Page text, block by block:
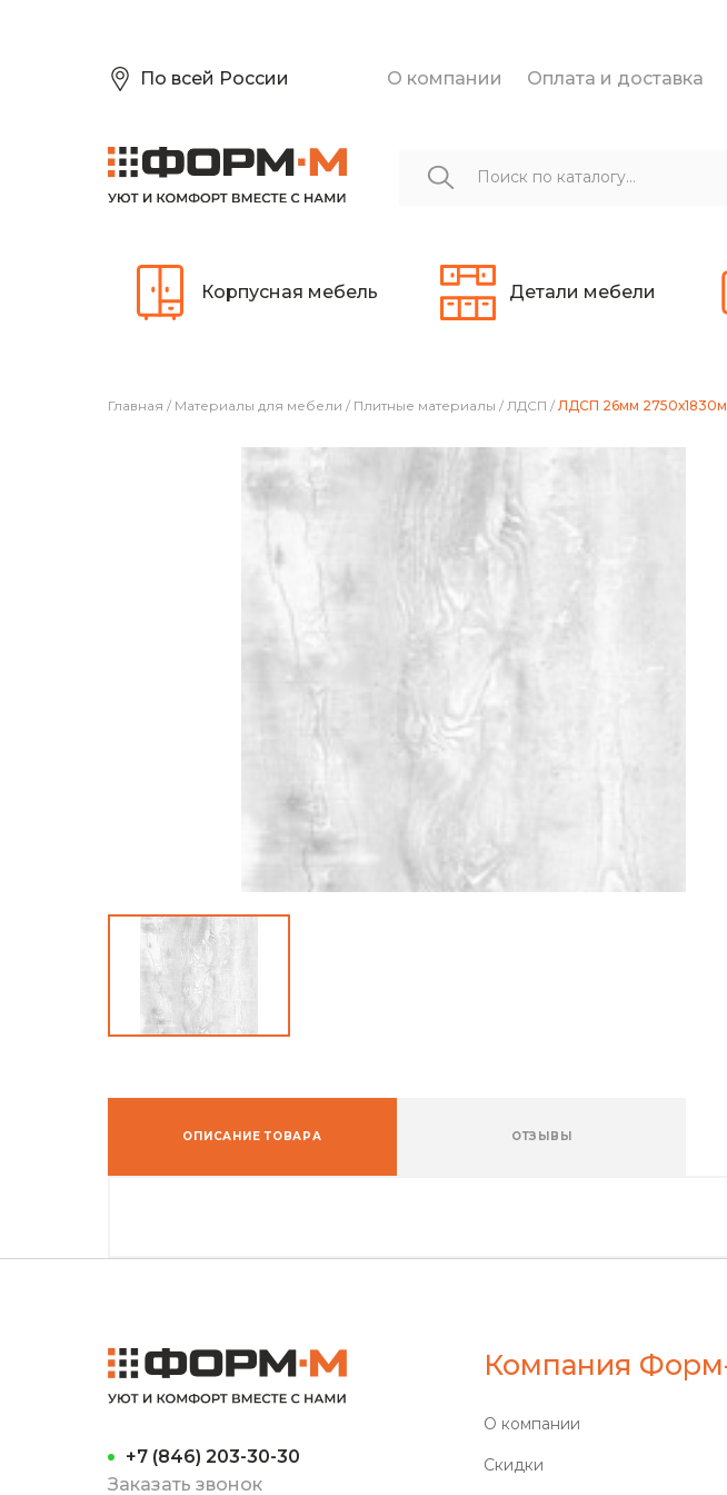
По всей России О компании Оплата и доставка
Корпусная мебель Детали мебели
Главная / Материалы для мебели / Плитные материалы / ЛДСП / ЛДСП 26мм
ОПИСАНИЕ ТОВАРА ОТЗЫВЫ
+7 (846) 203-30-30
Заказать звонок
Компания
О компании
Скидки